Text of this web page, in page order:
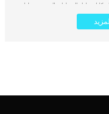
كلبك يتناول المضادات الحيوية. مضادات
التسمم للكلاب اذا تم استخدامها بشكل
عند الكلاب كما ان هناك بعض مضادات
بشكل سريع وخطير جدا. احيانا تصل خطورة